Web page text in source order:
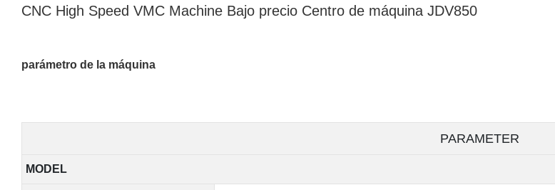
CNC High Speed ​​VMC Machine Bajo precio Centro de máquina JDV850
parámetro de la máquina
PARAMETER
MODEL